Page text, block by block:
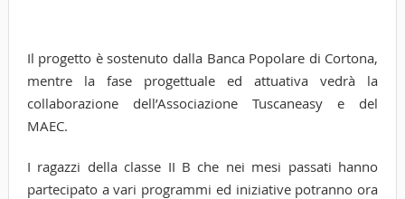
Il progetto è sostenuto dalla Banca Popolare di Cortona,
mentre la fase progettuale ed attuativa vedrà la
collaborazione dell’Associazione Tuscaneasy e del
MAEC.
I ragazzi della classe II B che nei mesi passati hanno
partecipato a vari programmi ed iniziative potranno ora